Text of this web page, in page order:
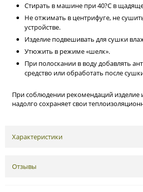
Стирать в машине при 40?C в
Не отжимать в центрифуге, не
устройстве.
Изделие подвешивать для сушки
Утюжить в режиме «шелк».
При полоскании в воду добавлять
средство или обработать после
При соблюдении рекомендаций изделие
надолго сохраняет свои
Характеристики
Отзывы